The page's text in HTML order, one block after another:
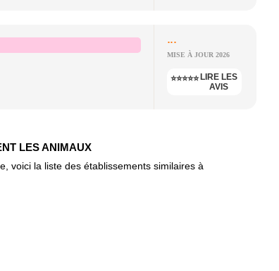
...
MISE À JOUR 2026
⭐⭐⭐⭐⭐ LIRE LES
AVIS
LES ANIMAUX
voici la liste des établissements similaires à